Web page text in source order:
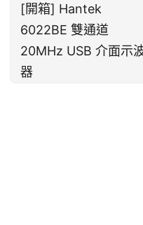
[開箱] Hantek
6022BE 雙通道
20MHz USB 介面示
器